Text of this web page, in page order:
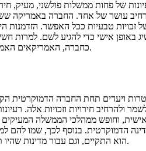
של פחות ממשלות פולשני, מעיק,
עושר של אחד. החברה באמריקה
זכויות טבעיות ככל האפשר.
באופן אישי כדי להגיע לשם. למרות
כחברה, האמריקאים האמינו שהם היו חופשיים באמת.
ויעדים תחת החברה הדמוקרטית
ולהרחיב חירויות וזכויות אלה.
וחופש ממהלכי הממשלה המעיקים
הדמוקרטית. בנוסף לכך, שמו להם
הוא התקיים, וגם עבור מדינות שהיו תחת איום של ממשלות דיכוי.